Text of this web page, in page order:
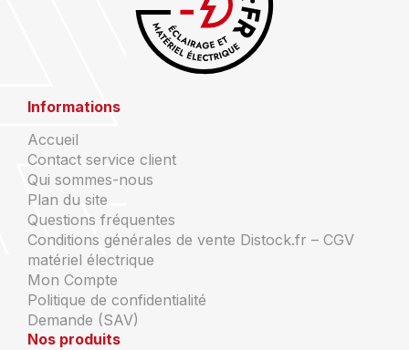
Informations
Accueil
Contact service client
Qui sommes-nous
Plan du site
Questions fréquentes
Conditions générales de vente Distock.fr – CGV
matériel électrique
Mon Compte
Politique de confidentialité
Demande (SAV)
Nos produits